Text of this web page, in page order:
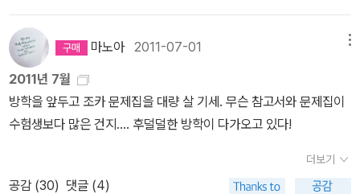
마노아2011-07-01
2011년 7월
방학을 앞두고 조카 문제집을 대량 살 기세. 무슨 참고서와 문제집이
수험생보다 많은 건지.... 후덜덜한 방학이 다가오고 있다!
더보기
공감 (30) 댓글 (4)